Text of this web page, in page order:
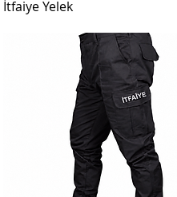
İtfaiye Yelek